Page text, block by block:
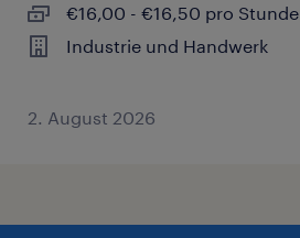
€16,00 - €16,50 pro Stunde
Industrie und Handwerk
2. August 2026